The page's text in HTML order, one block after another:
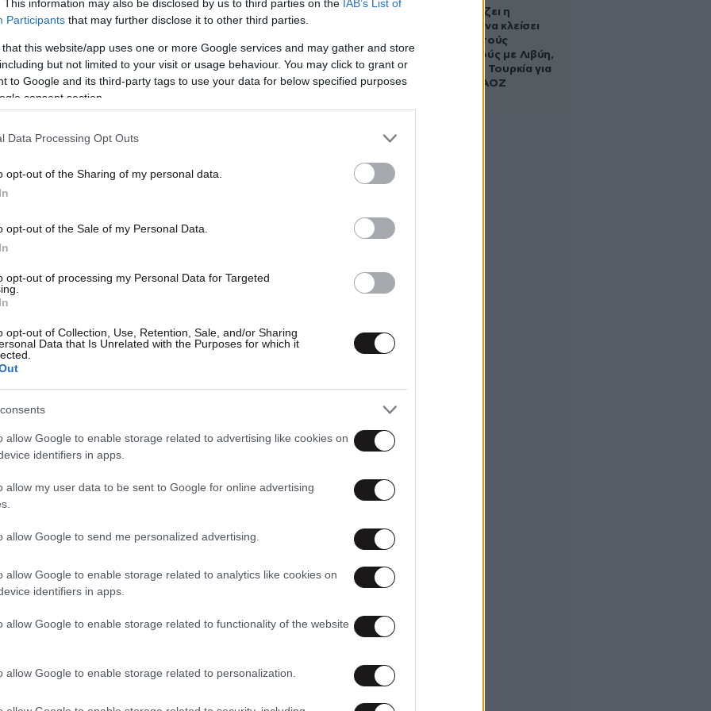
This information may also be disclosed by us to third parties on the IAB’s List of
Participants that may further disclose it to other third parties.
that this website/app uses one or more Google services and may gather and store
but not limited to your visit or usage behaviour. You may click to grant or
to Google and its third-party tags to use your data for below specified purposes
consent section.
Data Processing Opt Outs
opt-out of the Sharing of my personal data.
opt-out of the Sale of my Personal Data.
opt-out of processing my Personal Data for Targeted
opt-out of Collection, Use, Retention, Sale, and/or Sharing
Data that Is Unrelated with the Purposes for which it
allow Google to enable storage related to advertising like cookies on
identifiers in apps.
allow my user data to be sent to Google for online advertising
allow Google to send me personalized advertising.
allow Google to enable storage related to analytics like cookies on
identifiers in apps.
allow Google to enable storage related to functionality of the website
allow Google to enable storage related to personalization.
εμείς θα βοηθήσουμε ώστε ο φαύλος κύκλος
φορολογική ενημερότητα, παίρνει
ρυθμίσει το χρέος του, μπορεί να ανοίξει μια
κλπ. Άρα υπάρχει κοινωνικό όφελος από
μπορείς εύκολα να διαγράφεις χρέη, διότι τη
τελικά να την επωμιστεί. Αλλά είδαμε
σιγά σιγά, μία μία να τις
Πώς σχεδιάζει η
κυβέρνηση να κλείσει
τους ανοιχτούς
λογαριασμούς με Λιβύη,
Αλβανία και Τουρκία για
τη χάραξη ΑΟΖ